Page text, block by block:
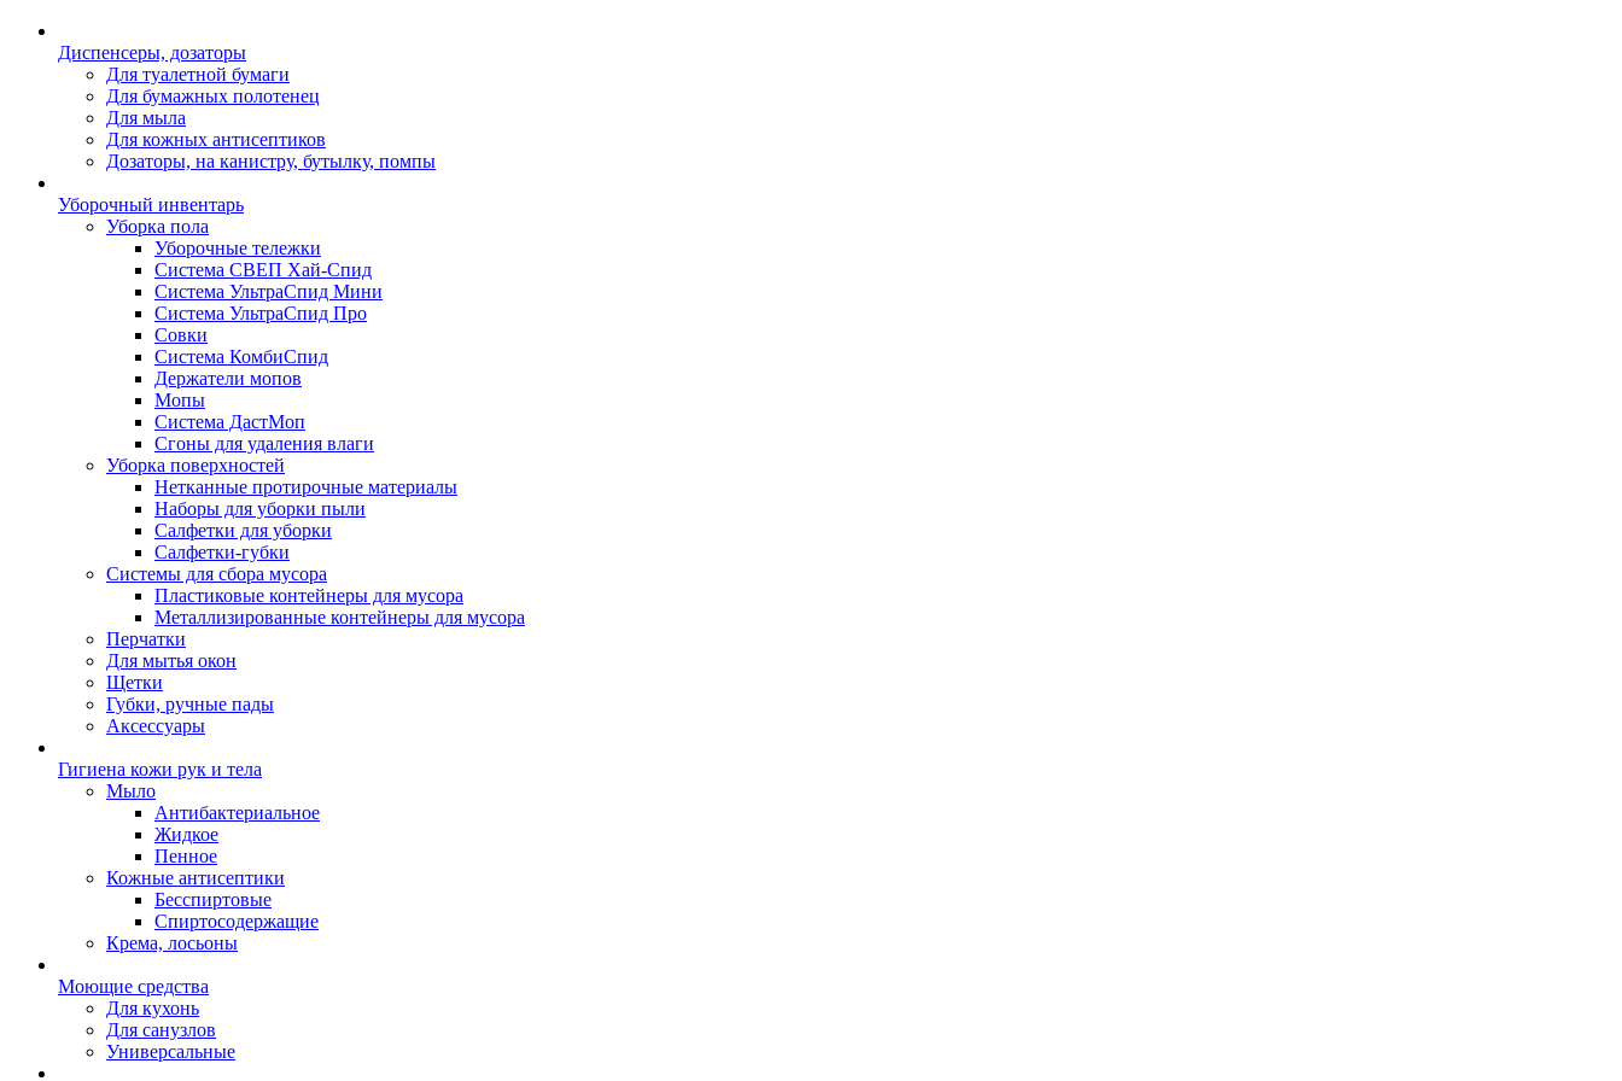
Диспенсеры, дозаторы
Для туалетной бумаги
Для бумажных полотенец
Для мыла
Для кожных антисептиков
Дозаторы, на канистру, бутылку, помпы
Уборочный инвентарь
Уборка пола
Уборочные тележки
Система СВЕП Хай-Спид
Система УльтраСпид Мини
Система УльтраСпид Про
Совки
Система КомбиСпид
Держатели мопов
Мопы
Система ДастМоп
Сгоны для удаления влаги
Уборка поверхностей
Нетканные протирочные материалы
Наборы для уборки пыли
Салфетки для уборки
Салфетки-губки
Системы для сбора мусора
Пластиковые контейнеры для мусора
Металлизированные контейнеры для мусора
Перчатки
Для мытья окон
Щетки
Губки, ручные пады
Аксессуары
Гигиена кожи рук и тела
Мыло
Антибактериальное
Жидкое
Пенное
Кожные антисептики
Бесспиртовые
Cпиртосодержащие
Крема, лосьоны
Моющие средства
Для кухонь
Для санузлов
Универсальные